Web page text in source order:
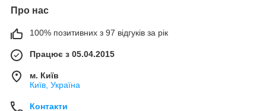
Про нас
100% позитивних з 97 відгуків за рік
Працює з 05.04.2015
м. Київ
Київ, Україна
Контакти